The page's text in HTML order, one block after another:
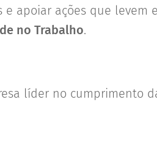
e apoiar ações que levem
no Trabalho.
líder no cumprimento